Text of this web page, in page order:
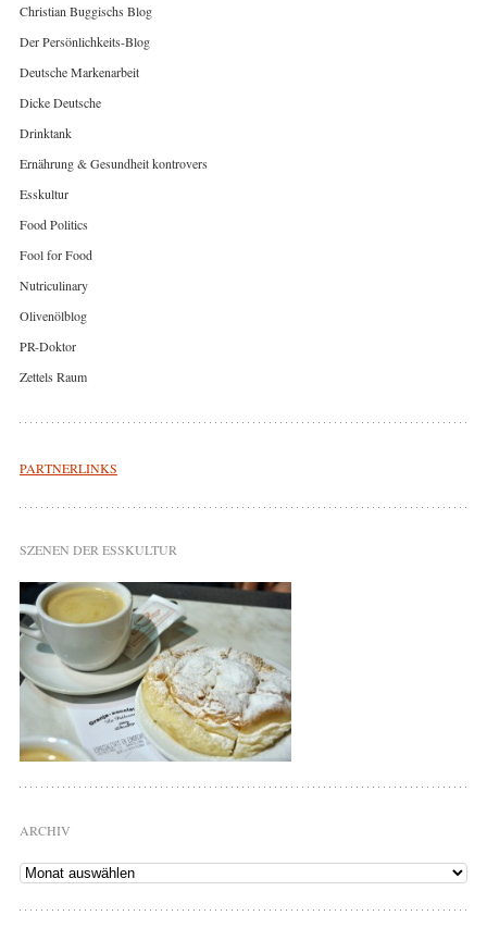
Christian Buggischs Blog
Der Persönlichkeits-Blog
Deutsche Markenarbeit
Dicke Deutsche
Drinktank
Ernährung & Gesundheit kontrovers
Esskultur
Food Politics
Fool for Food
Nutriculinary
Olivenölblog
PR-Doktor
Zettels Raum
PARTNERLINKS
SZENEN DER ESSKULTUR
ARCHIV
Archiv